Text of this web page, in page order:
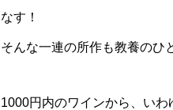
なす！
そんな一連の所作も教養のひ
1000円内のワインから、い